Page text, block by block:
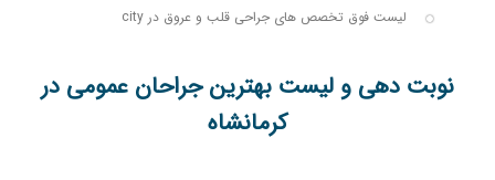
لیست فوق تخصص های جراحی قلب و عروق در city
نوبت دهی و لیست بهترین جراحان عمومی در
کرمانشاه